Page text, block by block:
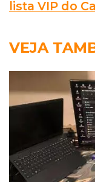
lista VIP do
VEJA